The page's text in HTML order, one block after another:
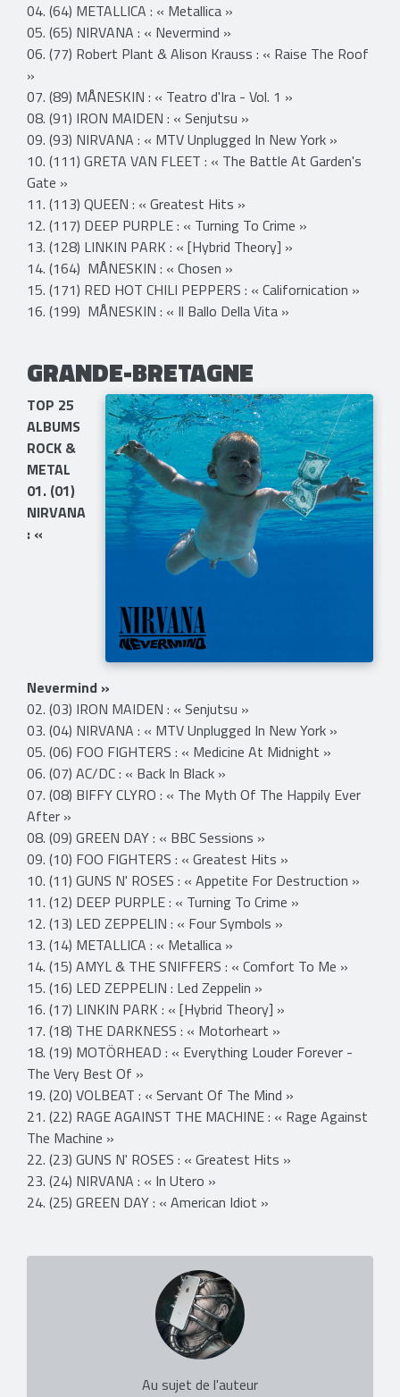
04. (64) METALLICA : « Metallica »
05. (65) NIRVANA : « Nevermind »
06. (77) Robert Plant & Alison Krauss : « Raise The Roof
»
07. (89) MÅNESKIN : « Teatro d'Ira - Vol. 1 »
08. (91) IRON MAIDEN : « Senjutsu »
09. (93) NIRVANA : « MTV Unplugged In New York »
10. (111) GRETA VAN FLEET : « The Battle At Garden's
Gate »
11. (113) QUEEN : « Greatest Hits »
12. (117) DEEP PURPLE : « Turning To Crime »
13. (128) LINKIN PARK : « [Hybrid Theory] »
14. (164) MÅNESKIN : « Chosen »
15. (171) RED HOT CHILI PEPPERS : « Californication »
16. (199) MÅNESKIN : « Il Ballo Della Vita »
GRANDE-BRETAGNE
TOP 25
ALBUMS
ROCK &
METAL
01. (01)
NIRVANA
: «
Nevermind »
02. (03) IRON MAIDEN : « Senjutsu »
03. (04) NIRVANA : « MTV Unplugged In New York »
05. (06) FOO FIGHTERS : « Medicine At Midnight »
06. (07) AC/DC : « Back In Black »
07. (08) BIFFY CLYRO : « The Myth Of The Happily Ever
After »
08. (09) GREEN DAY : « BBC Sessions »
09. (10) FOO FIGHTERS : « Greatest Hits »
10. (11) GUNS N' ROSES : « Appetite For Destruction »
11. (12) DEEP PURPLE : « Turning To Crime »
12. (13) LED ZEPPELIN : « Four Symbols »
13. (14) METALLICA : « Metallica »
14. (15) AMYL & THE SNIFFERS : « Comfort To Me »
15. (16) LED ZEPPELIN : Led Zeppelin »
16. (17) LINKIN PARK : « [Hybrid Theory] »
17. (18) THE DARKNESS : « Motorheart »
18. (19) MOTÖRHEAD : « Everything Louder Forever -
The Very Best Of »
19. (20) VOLBEAT : « Servant Of The Mind »
21. (22) RAGE AGAINST THE MACHINE : « Rage Against
The Machine »
22. (23) GUNS N' ROSES : « Greatest Hits »
23. (24) NIRVANA : « In Utero »
24. (25) GREEN DAY : « American Idiot »
Au sujet de l'auteur